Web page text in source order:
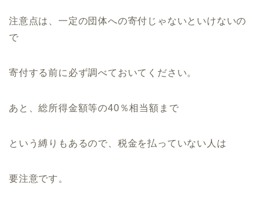
注意点は、一定の団体への寄付じゃないといけないの
で
寄付する前に必ず調べておいてください。
あと、総所得金額等の40％相当額まで
という縛りもあるので、税金を払っていない人は
要注意です。